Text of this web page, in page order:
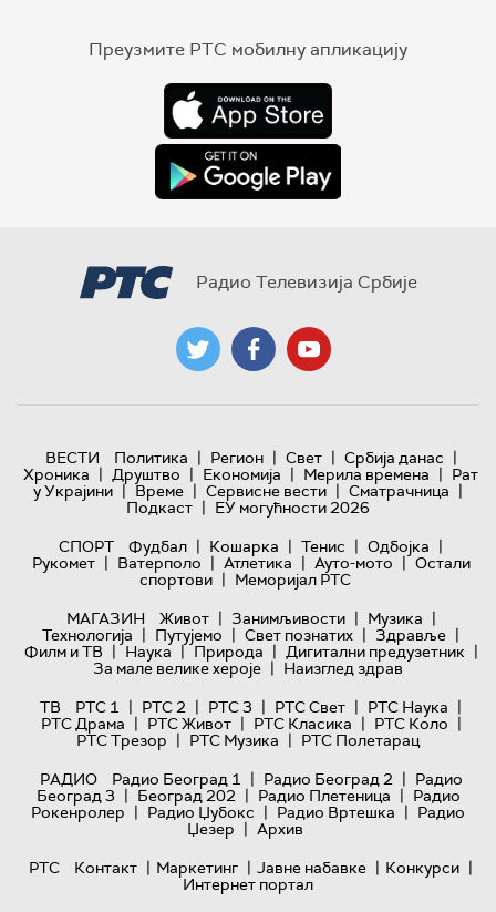
Преузмите РТС мобилну апликацију
Радио Телевизија Србије
ВЕСТИ Политика | Регион | Свет | Србија данас |
Хроника | Друштво | Економија | Мерила времена | Рат
у Украјини | Време | Сервисне вести | Сматрачница |
Подкаст | ЕУ могућности 2026
СПОРТ
Фудбал | Кошарка | Тенис | Одбојка |
Рукомет | Ватерполо | Атлетика | Ауто-мото | Остали
спортови | Меморијал РТС
МАГАЗИН
Живот | Занимљивости | Музика |
Технологијa | Путујемо | Свет познатих | Здравље |
Филм и ТВ | Наука | Природа | Дигитални предузетник |
За мале велике хероје | Наизглед здрав
ТВ
РТС 1 | РТС 2 | РТС 3 | РТС Свет | РТС Наука |
РТС Драма | РТС Живот | РТС Класика | РТС Коло |
РТС Трезор | РТС Музика | РТС Полетарац
РАДИО
Радио Београд 1 | Радио Београд 2 | Радио
Београд 3 | Београд 202 | Радио Плетеница | Радио
Рокенролер | Радио Џубокс | Радио Вртешка | Радио
Џезер | Архив
РТС
Контакт | Маркетинг | Јавне набавке | Конкурси |
Интернет портал